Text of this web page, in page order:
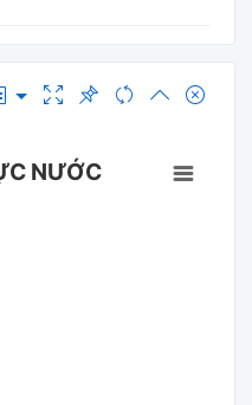
NƯỚC